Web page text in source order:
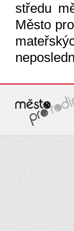
středu
Město